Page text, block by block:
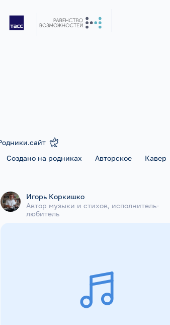
Родники.сайт
Создано на родниках Авторское Кавер
Игорь Коркишко
Автор музыки и стихов, исполнитель-
любитель